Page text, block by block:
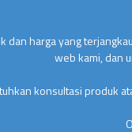
dan harga yang
web kami, dan
konsultasi produk